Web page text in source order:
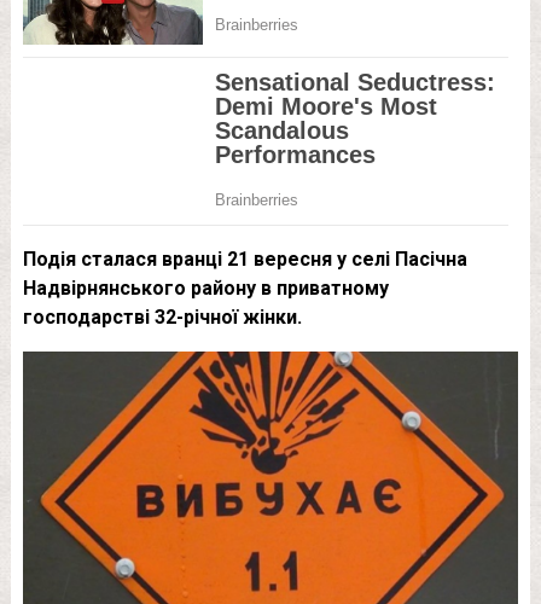
Подія сталася вранці 21 вересня у селі Пасічна
Надвірнянського району в приватному
господарстві 32-річної жінки.